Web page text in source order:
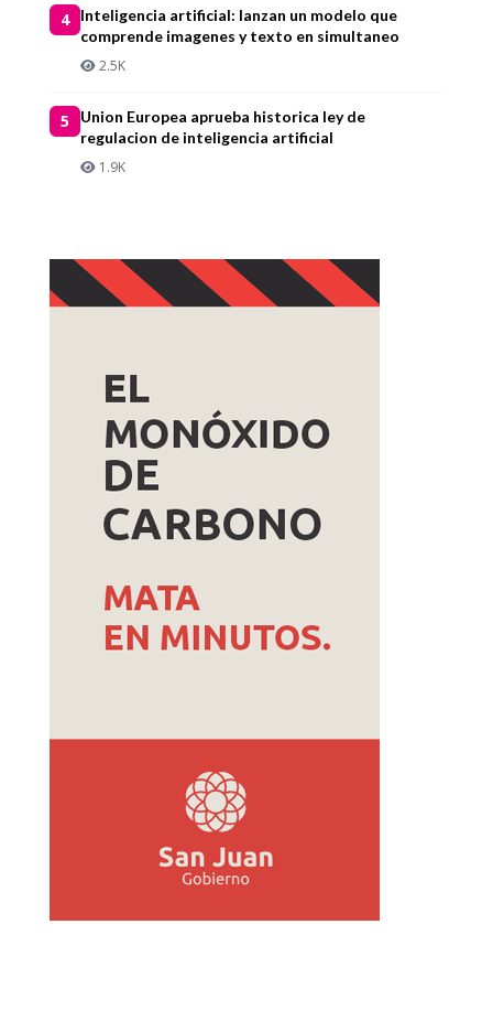
4
Inteligencia artificial: lanzan un modelo que
comprende imagenes y texto en simultaneo
2.5K
5
Union Europea aprueba historica ley de
regulacion de inteligencia artificial
1.9K